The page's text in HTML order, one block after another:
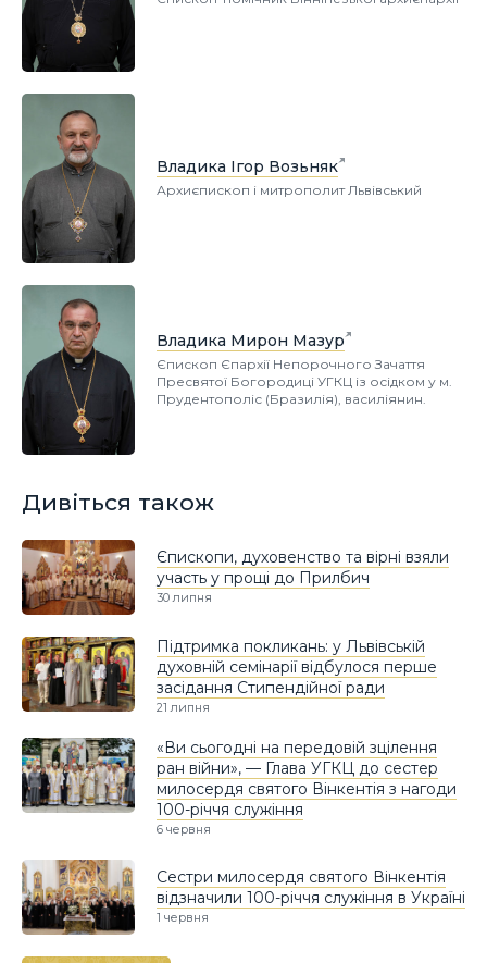
Владика Ігор Возьняк
Архиєпископ і митрополит Львівський
Владика Мирон Мазур
Єпископ Єпархії Непорочного Зачаття
Пресвятої Богородиці УГКЦ із осідком у м.
Прудентополіс (Бразилія), василіянин.
Дивіться також
Єпископи, духовенство та вірні взяли
участь у прощі до Прилбич
30 липня
Підтримка покликань: у Львівській
духовній семінарії відбулося перше
засідання Стипендійної ради
21 липня
«Ви сьогодні на передовій зцілення
ран війни», — Глава УГКЦ до сестер
милосердя святого Вінкентія з нагоди
100-річчя служіння
6 червня
Сестри милосердя святого Вінкентія
відзначили 100-річчя служіння в Україні
1 червня